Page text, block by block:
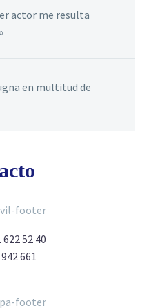
actor me resulta
en multitud de
622 52 40
661